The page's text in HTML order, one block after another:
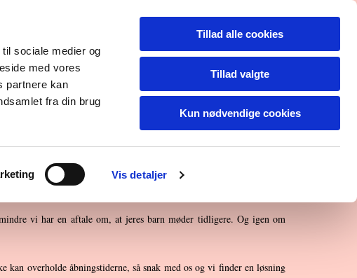
sociale medier og
med vores
partnere kan
fra din brug
Vis detaljer
Tillad alle cookies
Tillad valgte
Kun nødvendige cookies
vi har en aftale om, at jeres barn møder tidligere. Og igen om
overholde åbningstiderne, så snak med os og vi finder en løsning